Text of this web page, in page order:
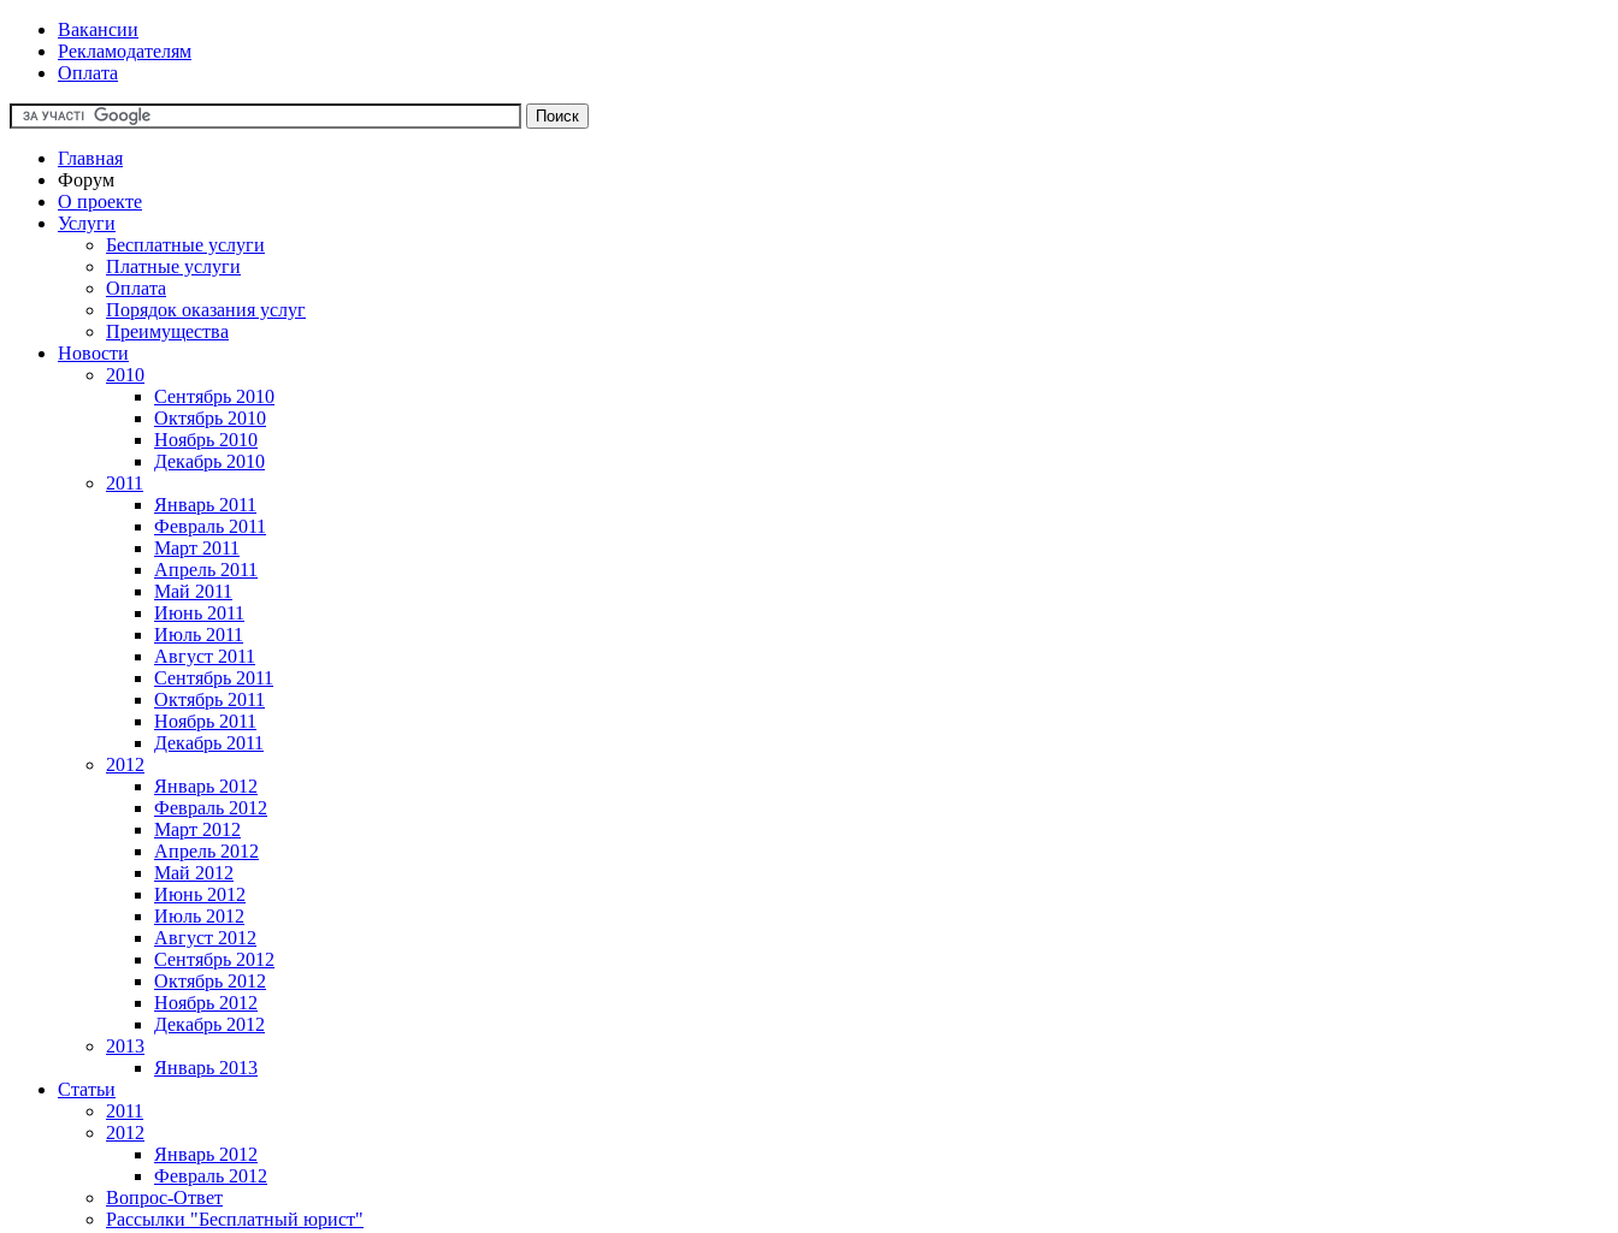
Вакансии
Рекламодателям
Оплата
Главная
Форум
О проекте
Услуги
Бесплатные услуги
Платные услуги
Оплата
Порядок оказания услуг
Преимущества
Новости
2010
Сентябрь 2010
Октябрь 2010
Ноябрь 2010
Декабрь 2010
2011
Январь 2011
Февраль 2011
Март 2011
Апрель 2011
Май 2011
Июнь 2011
Июль 2011
Август 2011
Сентябрь 2011
Октябрь 2011
Ноябрь 2011
Декабрь 2011
2012
Январь 2012
Февраль 2012
Март 2012
Апрель 2012
Май 2012
Июнь 2012
Июль 2012
Август 2012
Сентябрь 2012
Октябрь 2012
Ноябрь 2012
Декабрь 2012
2013
Январь 2013
Статьи
2011
2012
Январь 2012
Февраль 2012
Вопрос-Ответ
Рассылки "Бесплатный юрист"